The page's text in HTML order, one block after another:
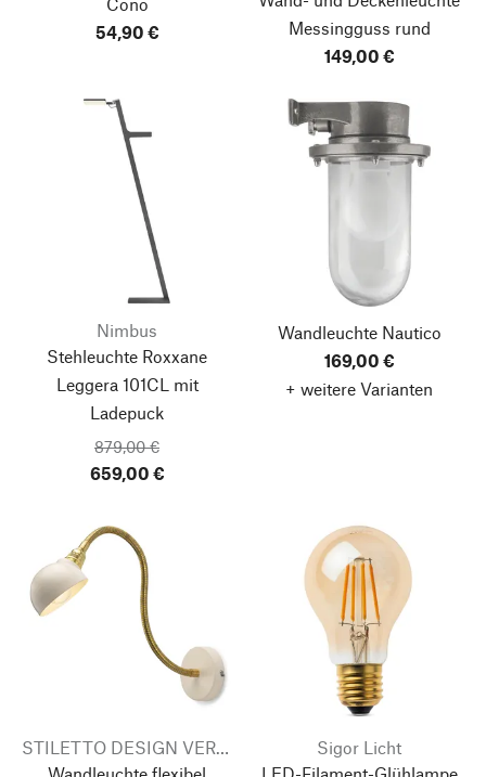
54,90 €
Messingguss rund
149,00 €
Nimbus
Stehleuchte Roxxane
Leggera 101CL mit
Ladepuck
879,00 €
659,00 €
Wandleuchte Nautico
169,00 €
+ weitere Varianten
STILETTO DESIGN VERTReiB
Sigor Licht